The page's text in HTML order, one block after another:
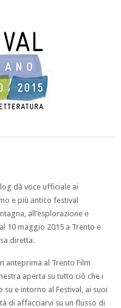
dà voce ufficiale ai
e più antico festival
all’esplorazione e
10 maggio 2015 a Trento e
diretta.
anteprima al Trento Film
aperta su tutto ciò che i
e intorno al Festival, ai suoi
di affacciarvi su un flusso di